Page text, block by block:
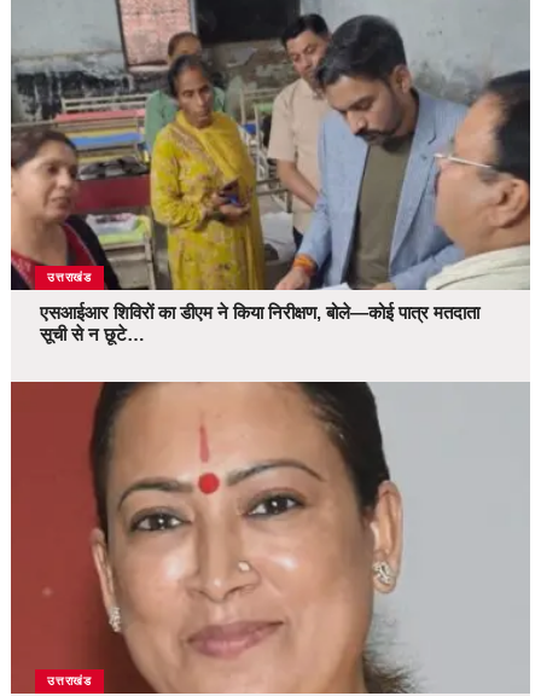
उत्तराखंड
एसआईआर शिविरों का डीएम ने किया निरीक्षण, बोले—कोई पात्र मतदाता
सूची से न छूटे…
उत्तराखंड